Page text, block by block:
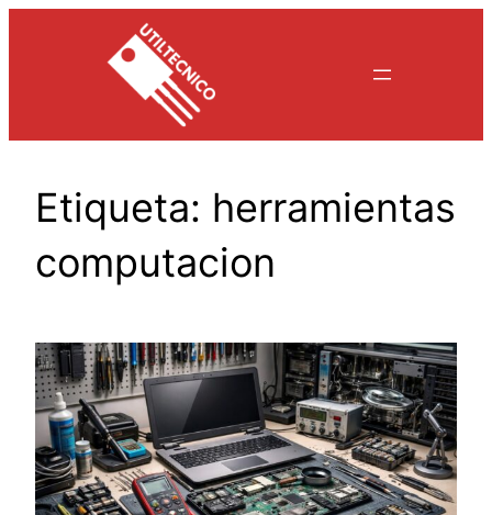
Etiqueta: herramientas
computacion